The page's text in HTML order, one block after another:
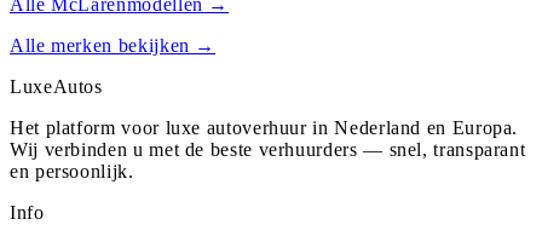
AlleMcLarenmodellen →
Alle merken bekijken →
LuxeAutos
Het platform voor luxe autoverhuur in Nederland en Europa.
Wij verbinden u met de beste verhuurders — snel, transparant
en persoonlijk.
Info